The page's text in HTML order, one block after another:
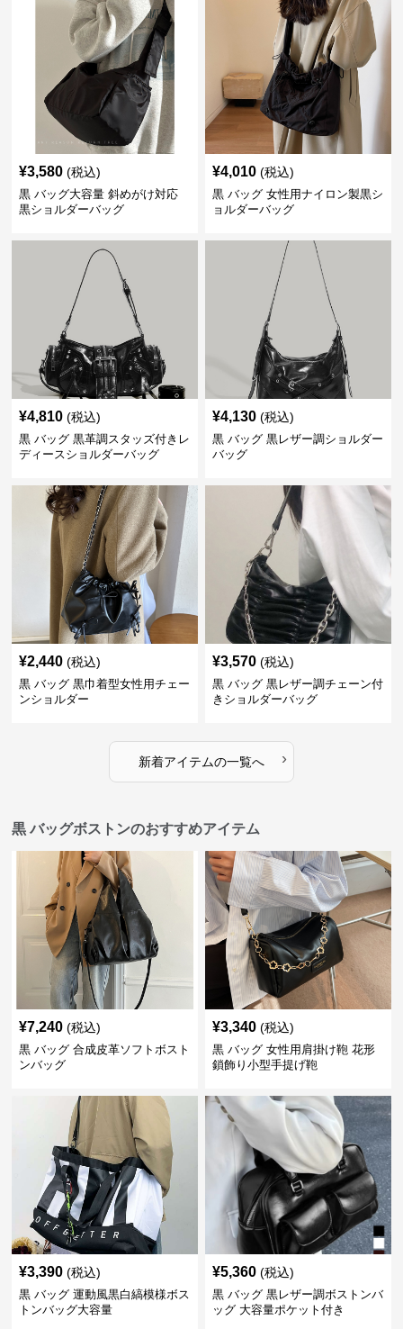
¥3,580 (税込)
黒 バッグ大容量 斜めがけ対応
黒ショルダーバッグ
¥4,010 (税込)
黒 バッグ 女性用ナイロン製黒シ
ョルダーバッグ
¥4,810 (税込)
黒 バッグ 黒革調スタッズ付きレ
ディースショルダーバッグ
¥4,130 (税込)
黒 バッグ 黒レザー調ショルダー
バッグ
¥2,440 (税込)
黒 バッグ 黒巾着型女性用チェー
ンショルダー
¥3,570 (税込)
黒 バッグ 黒レザー調チェーン付
きショルダーバッグ
新着アイテムの一覧へ ›
黒 バッグボストンのおすすめアイテム
¥7,240 (税込)
黒 バッグ 合成皮革ソフトボスト
ンバッグ
¥3,340 (税込)
黒 バッグ 女性用肩掛け鞄 花形
鎖飾り小型手提げ鞄
¥3,390 (税込)
黒 バッグ 運動風黒白縞模様ボス
トンバッグ大容量
¥5,360 (税込)
黒 バッグ 黒レザー調ボストンバ
ッグ 大容量ポケット付き